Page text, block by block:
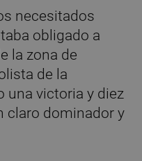
necesitados
obligado a
la zona de
de la
una victoria y diez
claro dominador y